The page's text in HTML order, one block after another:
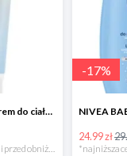
DERMEDIC BABY krem do ciała dla dzieci
-17%
24.99 zł